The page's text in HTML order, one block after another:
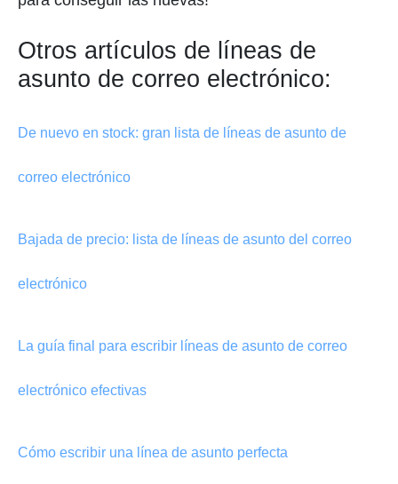
Otros artículos de líneas de
asunto de correo electrónico:
De nuevo en stock: gran lista de líneas de asunto de
correo electrónico
Bajada de precio: lista de líneas de asunto del correo
electrónico
La guía final para escribir líneas de asunto de correo
electrónico efectivas
Cómo escribir una línea de asunto perfecta